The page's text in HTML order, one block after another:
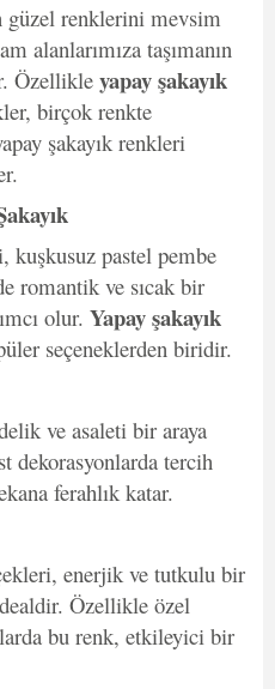
güzel renklerini mevsim
alanlarımıza taşımanın
Özellikle yapay şakayık
birçok renkte
şakayık renkleri
kuşkusuz pastel pembe
romantik ve sıcak bir
olur. Yapay şakayık
seçeneklerden biridir.
ve asaleti bir araya
tercih
ferahlık katar.
enerjik ve tutkulu bir
Özellikle özel
bu renk, etkileyici bir